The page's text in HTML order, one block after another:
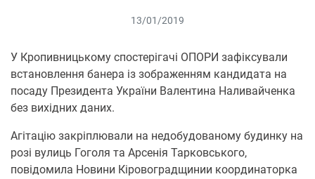
13/01/2019
У Кропивницькому спостерігачі ОПОРИ зафіксували
встановлення банера із зображенням кандидата на
посаду Президента України Валентина Наливайченка
без вихідних даних.
Агітацію закріплювали на недобудованому будинку на
розі вулиць Гоголя та Арсенія Тарковського,
повідомила Новини Кіровоградщинии координаторка